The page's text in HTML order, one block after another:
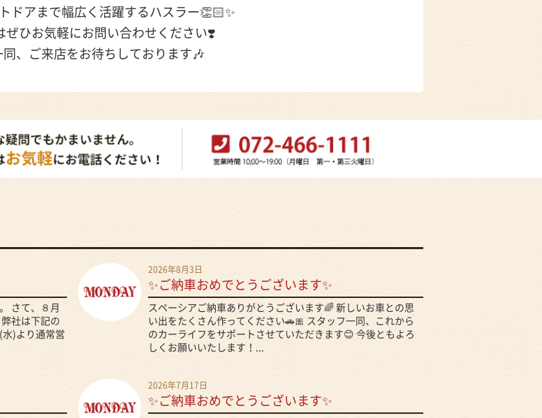
ドアまで幅広く活躍するハスラー👏🏻✨️
ぜひお気軽にお問い合わせください❣️
同、ご来店をお待ちしております🎶
さて、８月
社は下記の
)より通常営
2026年8月3日
✨ご納車おめでとうございます✨
スペーシアご納車ありがとうございます🌈 新しいお車との思
い出をたくさん作ってください🚗🎀 スタッフ一同、これから
のカーライフをサポートさせていただきます😊 今後ともよろ
しくお願いいたします！...
2026年7月17日
✨ご納車おめでとうございます✨